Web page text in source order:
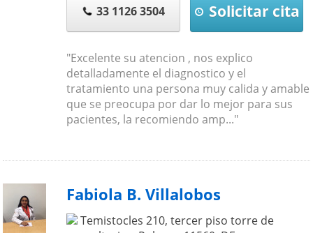
33 1126 3504 Solicitar cita
"Excelente su atencion , nos explico
detalladamente el diagnostico y el
tratamiento una persona muy calida y amable
que se preocupa por dar lo mejor para sus
pacientes, la recomiendo amp..."
Fabiola B. Villalobos
Temistocles 210, tercer piso torre de